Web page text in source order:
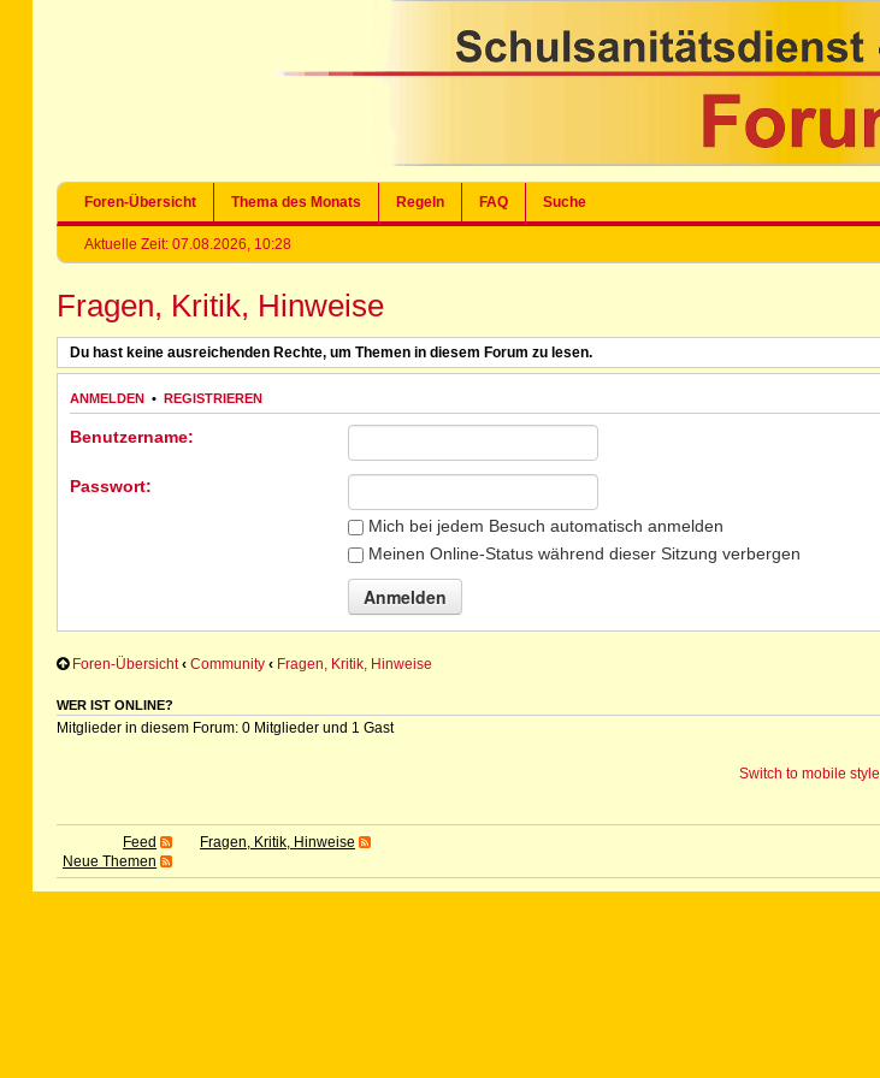
Foren-Übersicht Thema des Monats Regeln FAQ Suche
Aktuelle Zeit: 07.08.2026, 10:28
Fragen, Kritik, Hinweise
Du hast keine ausreichenden Rechte, um Themen in diesem Forum zu lesen.
ANMELDEN •REGISTRIEREN
Benutzername:
Passwort:
Mich bei jedem Besuch automatisch anmelden
Meinen Online-Status während dieser Sitzung verbergen
Foren-Übersicht ‹ Community ‹ Fragen, Kritik, Hinweise
WER IST ONLINE?
Mitglieder in diesem Forum: 0 Mitglieder und 1 Gast
Switch to mobile style
Feed
Neue Themen
Fragen, Kritik, Hinweise